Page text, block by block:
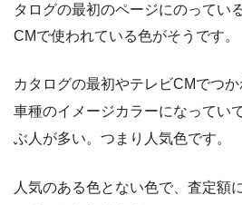
タログの最初のページにのってい
CMで使われている色がそうです。
カタログの最初やテレビCMでつ
車種のイメージカラーになってい
ぶ人が多い。つまり人気色です。
人気のある色とない色で、査定額